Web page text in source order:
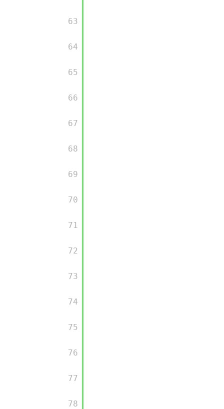
         63
         64
         65
         66
         67
         68
         69
         70
         71
         72
         73
         74
         75
         76
         77
         78